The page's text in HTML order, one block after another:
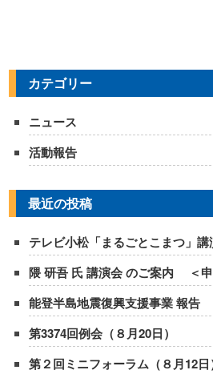
カテゴリー
ニュース
活動報告
最近の投稿
テレビ小松「まるごとこまつ」講
隈 研吾 氏 講演会 のご案内 ＜申
能登半島地震復興支援事業 報告
第3374回例会（８月20日）
第２回ミニフォーラム（８月12日